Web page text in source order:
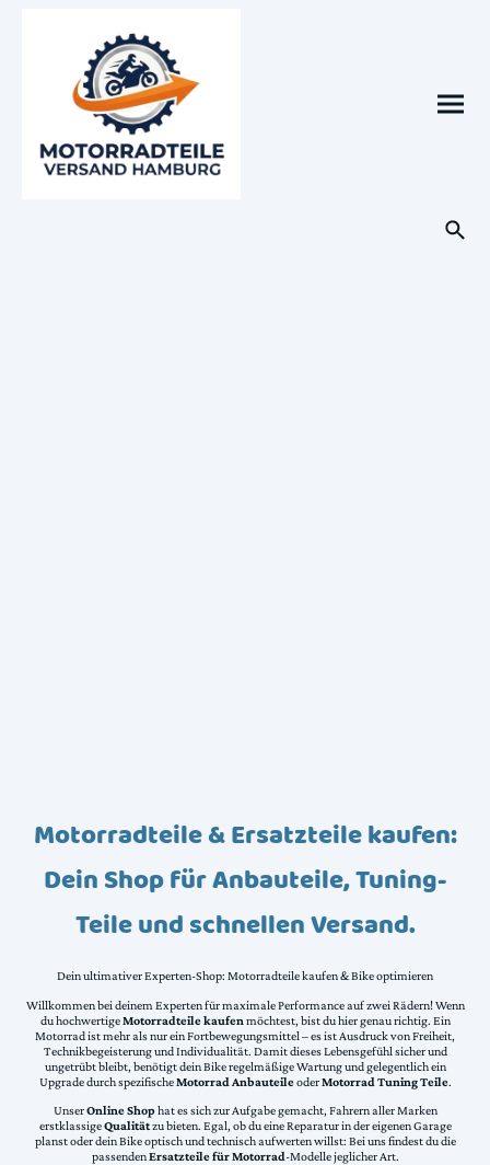
Motorradteile & Ersatzteile kaufen:
Dein Shop für Anbauteile, Tuning-
Teile und schnellen Versand.
Dein ultimativer Experten-Shop: Motorradteile kaufen & Bike optimieren
Willkommen bei deinem Experten für maximale Performance auf zwei Rädern! Wenn
du hochwertigeMotorradteile kaufen möchtest, bist du hier genau richtig. Ein
Motorrad ist mehr als nur ein Fortbewegungsmittel – es ist Ausdruck von Freiheit,
Technikbegeisterung und Individualität. Damit dieses Lebensgefühl sicher und
ungetrübt bleibt, benötigt dein Bike regelmäßige Wartung und gelegentlich ein
Upgrade durch spezifischeMotorrad AnbauteileoderMotorrad Tuning Teile.
UnserOnline Shophat es sich zur Aufgabe gemacht, Fahrern aller Marken
erstklassigeQualitätzu bieten. Egal, ob du eine Reparatur in der eigenen Garage
planst oder dein Bike optisch und technisch aufwerten willst: Bei uns findest du die
passendenErsatzteile für Motorrad-Modelle jeglicher Art.